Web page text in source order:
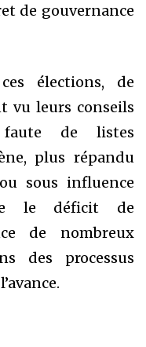
de gouvernance
élections, de
vu leurs conseils
faute de listes
plus répandu
sous influence
le déficit de
de nombreux
des processus